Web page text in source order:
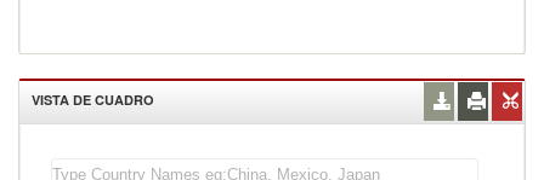
VISTA DE CUADRO